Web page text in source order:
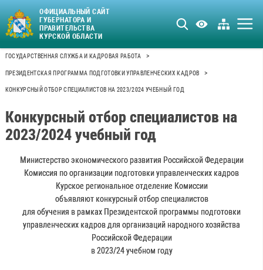
ОФИЦИАЛЬНЫЙ САЙТ
ГУБЕРНАТОРА И
ПРАВИТЕЛЬСТВА
КУРСКОЙ ОБЛАСТИ
ГОСУДАРСТВЕННАЯ СЛУЖБА И КАДРОВАЯ РАБОТА >
ПРЕЗИДЕНТСКАЯ ПРОГРАММА ПОДГОТОВКИ УПРАВЛЕНЧЕСКИХ КАДРОВ >
КОНКУРСНЫЙ ОТБОР СПЕЦИАЛИСТОВ НА 2023/2024 УЧЕБНЫЙ ГОД
Конкурсный отбор специалистов на
2023/2024 учебный год
Министерство экономического развития Российской Федерации
Комиссия по организации подготовки управленческих кадров
Курское региональное отделение Комиссии
объявляют конкурсный отбор специалистов
для обучения в рамках Президентской программы подготовки
управленческих кадров для организаций народного хозяйства
Российской Федерации
в 2023/24 учебном году